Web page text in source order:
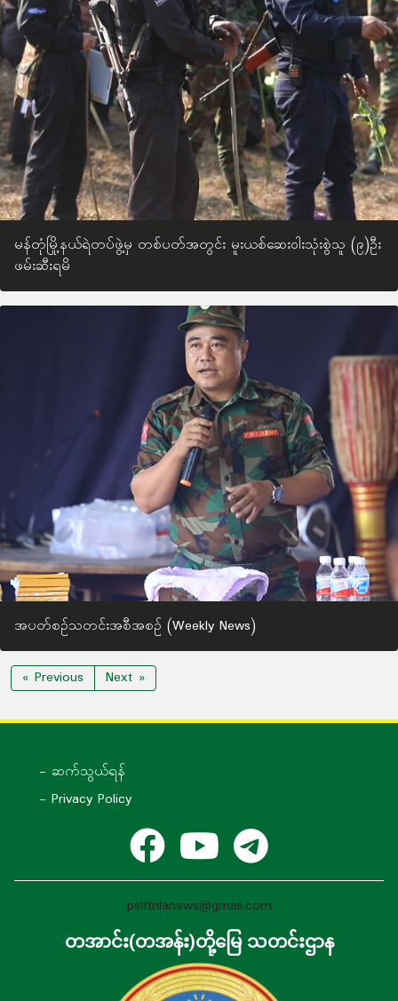
မန်တုံမြို့နယ်ရဲတပ်ဖွဲ့မှ တစ်ပတ်အတွင်း မူးယစ်ဆေးဝါးသုံးစွဲသူ (၉)ဦး
ဖမ်းဆီးရမိ
အပတ်စဉ်သတင်းအစီအစဉ် (Weekly News)
« Previous Next »
- ဆက်သွယ်ရန်
- Privacy Policy
pslftnlanews@gmail.com
တအာင်း(တအန်း)တို့မြေ သတင်းဌာန